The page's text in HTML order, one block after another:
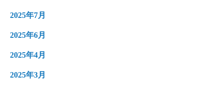
2025年7月
2025年6月
2025年4月
2025年3月